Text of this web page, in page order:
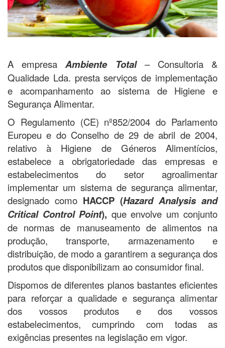
A empresaAmbiente Total – Consultoria &
Qualidade Lda. presta serviços de implementação
e acompanhamento ao sistema de Higiene e
Segurança Alimentar.
O Regulamento (CE) nº852/2004 do Parlamento
Europeu e do Conselho de 29 de abril de 2004,
relativo à Higiene de Géneros Alimentícios,
estabelece a obrigatoriedade das empresas e
estabelecimentos do setor agroalimentar
implementar um sistema de segurança alimentar,
designado como HACCP (Hazard Analysis and
Critical Control Point), que envolve um conjunto
de normas de manuseamento de alimentos na
produção, transporte, armazenamento e
distribuição, de modo a garantirem a segurança dos
produtos que disponibilizam ao consumidor final.
Dispomos de diferentes planos bastantes eficientes
para reforçar a qualidade e segurança alimentar
dos vossos produtos e dos vossos
estabelecimentos, cumprindo com todas as
exigências presentes na legislação em vigor.